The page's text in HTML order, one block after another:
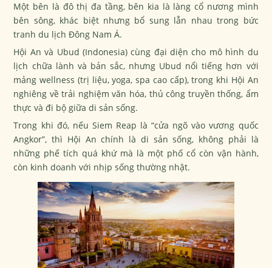
Một bên là đô thị đa tầng, bên kia là làng cổ nương mình
bên sông, khác biệt nhưng bổ sung lẫn nhau trong bức
tranh du lịch Đông Nam Á.
Hội An và Ubud (Indonesia) cùng đại diện cho mô hình du
lịch chữa lành và bản sắc, nhưng Ubud nổi tiếng hơn với
mảng wellness (trị liệu, yoga, spa cao cấp), trong khi Hội An
nghiêng về trải nghiệm văn hóa, thủ công truyền thống, ẩm
thực và đi bộ giữa di sản sống.
Trong khi đó, nếu Siem Reap là “cửa ngõ vào vương quốc
Angkor”, thì Hội An chính là di sản sống, không phải là
những phế tích quá khứ mà là một phố cổ còn vận hành,
còn kinh doanh với nhịp sống thường nhật.